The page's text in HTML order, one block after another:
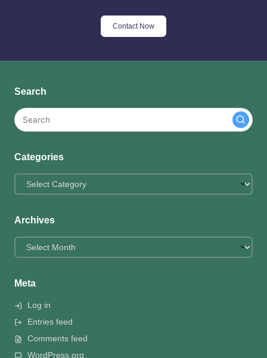
Contact Now
Search
Categories
Categories
Archives
Archives
Meta
Log in
Entries feed
Comments feed
WordPress.org